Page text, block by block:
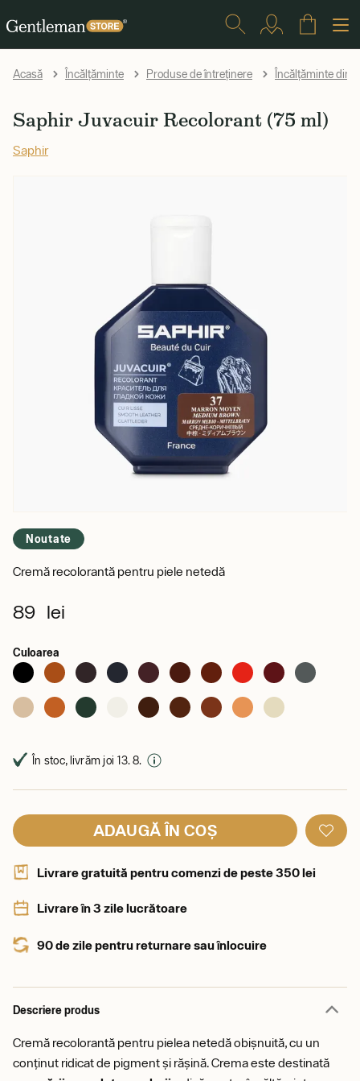
Acasă Încălțăminte Produse de întreținere Încălțăminte din
Saphir Juvacuir Recolorant (75 ml)
Saphir
Noutate
Cremă recolorantă pentru piele netedă
89 lei
Culoarea
În stoc, livrăm joi 13. 8.
ADAUGĂ ÎN COȘ
Livrare gratuită pentru comenzi de peste 350 lei
Livrare în 3 zile lucrătoare
90 de zile pentru returnare sau înlocuire
Descriere produs
Cremă recolorantă pentru pielea netedă obișnuită, cu un
conținut ridicat de pigment și rășină. Crema este destinată